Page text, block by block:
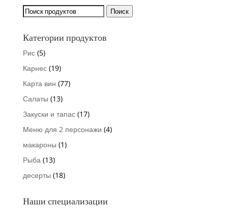
Искать: Поиск
Категории продуктов
Рис (5)
Карнес (19)
Карта вин (77)
Салаты (13)
Закуски и тапас (17)
Меню для 2 персонажи (4)
макароны (1)
Рыба (13)
десерты (18)
Наши специализации